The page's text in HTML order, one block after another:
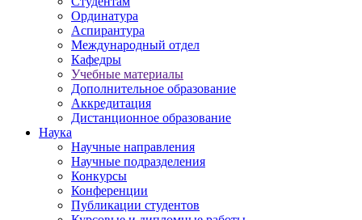
Ординатура
Аспирантура
Международный отдел
Кафедры
Учебные материалы
Дополнительное образование
Аккредитация
Дистанционное образование
Наука
Научные направления
Научные подразделения
Конкурсы
Конференции
Публикации студентов